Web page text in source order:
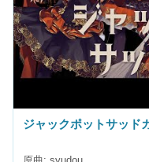
ジャックポットサッド